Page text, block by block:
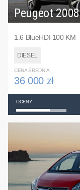
Peugeot 2008
1.6 BlueHDI 100 KM
DIESEL
CENA ŚREDNIA
36 000 zł
OCENY